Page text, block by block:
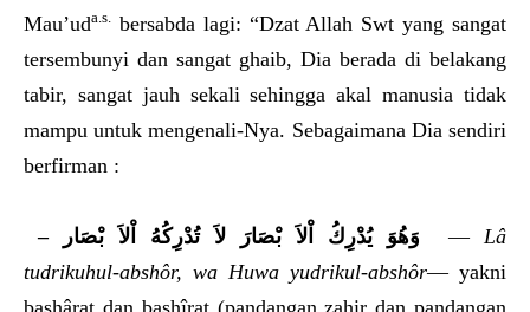
Mau’uda.s. bersabda lagi: “Dzat Allah Swt yang sangat
tersembunyi dan sangat ghaib, Dia berada di belakang
tabir, sangat jauh sekali sehingga akal manusia tidak
mampu untuk mengenali-Nya. Sebagaimana Dia sendiri
berfirman :
– وَهُوَ يُدْرِكُ اْلاَ بْصَارَ لاَ تُدْرِكُهُ اْلاَ بْصَار —Lâ
tudrikuhul-abshôr, wa Huwa yudrikul-abshôr— yakni
bashârat dan bashîrat (pandangan zahir dan pandangan